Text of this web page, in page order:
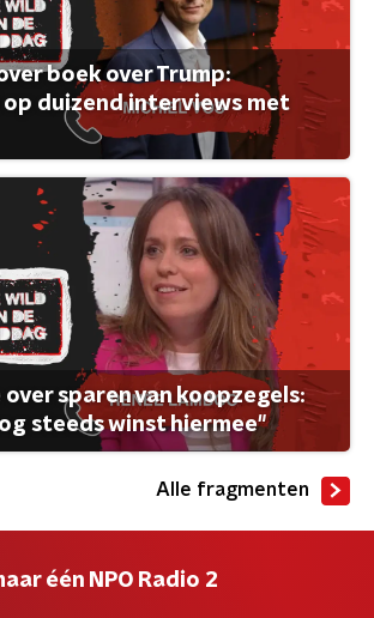
boek over Trump:
op duizend interviews met
sparen van koopzegels:
steeds winst hiermee"
Alle fragmenten
één NPO Radio 2